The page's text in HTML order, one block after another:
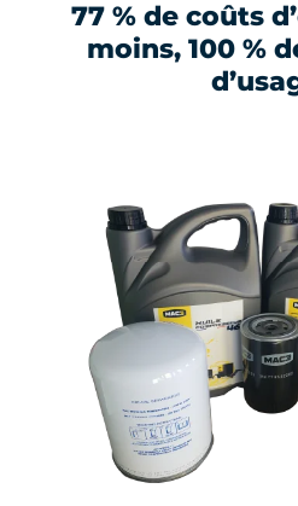
77 % de coûts
moins, 100 %